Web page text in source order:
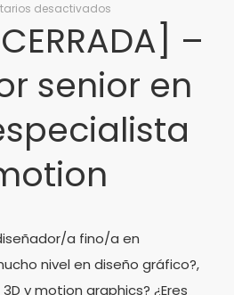
desactivados
[OFERTA
CERRADA]
Diseñador
en
y
–
senior en
a fino/a en
nivel en diseño gráfico?,
y motion graphics? ¿Eres